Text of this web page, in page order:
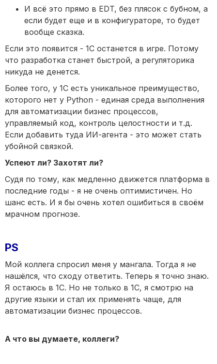
И всё это прямо в EDT, без плясок с бубном, а
если будет еще и в конфигураторе, то будет
вообще сказка.
Если это появится - 1С останется в игре. Потому
что разработка станет быстрой, а регуляторика
никуда не денется.
Более того, у 1С есть уникальное преимущество,
которого нет у Python - единая среда выполнения
для автоматизации бизнес процессов,
управляемый код, контроль целостности и т.д.
Если добавить туда ИИ-агента - это может стать
убойной связкой.
Успеют ли? Захотят ли?
Судя по тому, как медленно движется платформа в
последние годы - я не очень оптимистичен. Но
шанс есть. И я бы очень хотел ошибиться в своём
мрачном прогнозе.
PS
Мой коллега спросил меня у мангала. Тогда я не
нашёлся, что сходу ответить. Теперь я точно знаю.
Я остаюсь в 1С. Но не только в 1С, я смотрю на
другие языки и стал их применять чаще, для
автоматизации бизнес процессов.
А что вы думаете, коллеги?